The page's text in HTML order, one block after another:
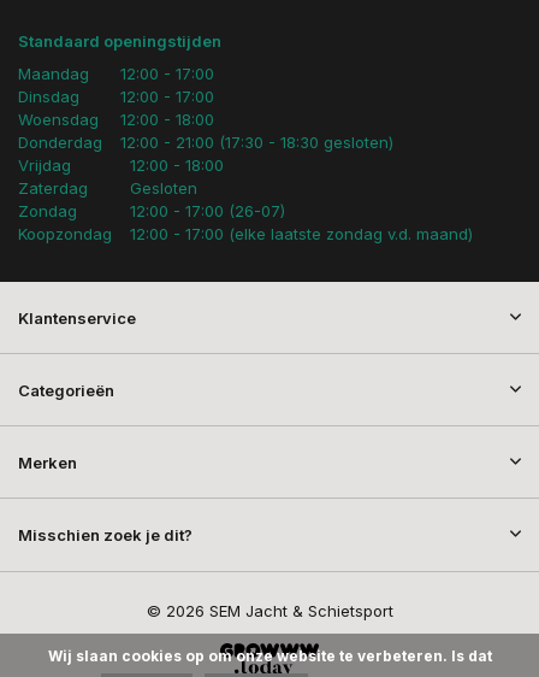
Standaard openingstijden
Maandag
Dinsdag
Woensdag
Donderdag
12:00 - 17:00
12:00 - 17:00
12:00 - 18:00
12:00 - 21:00 (17:30 - 18:30 gesloten)
Vrijdag
Zaterdag
Zondag
Koopzondag
12:00 - 18:00
Gesloten
12:00 - 17:00 (26-07)
12:00 - 17:00 (elke laatste zondag v.d. maand)
Klantenservice
Categorieën
Merken
Misschien zoek je dit?
© 2026 SEM Jacht & Schietsport
Wij slaan cookies op om onze website te verbeteren. Is dat